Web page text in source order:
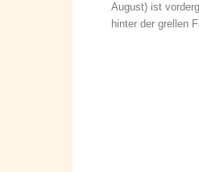
August) ist
hinter der grellen